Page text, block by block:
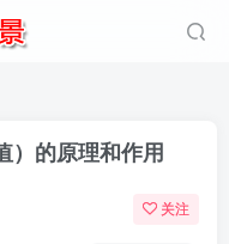
）的原理和作用
关注